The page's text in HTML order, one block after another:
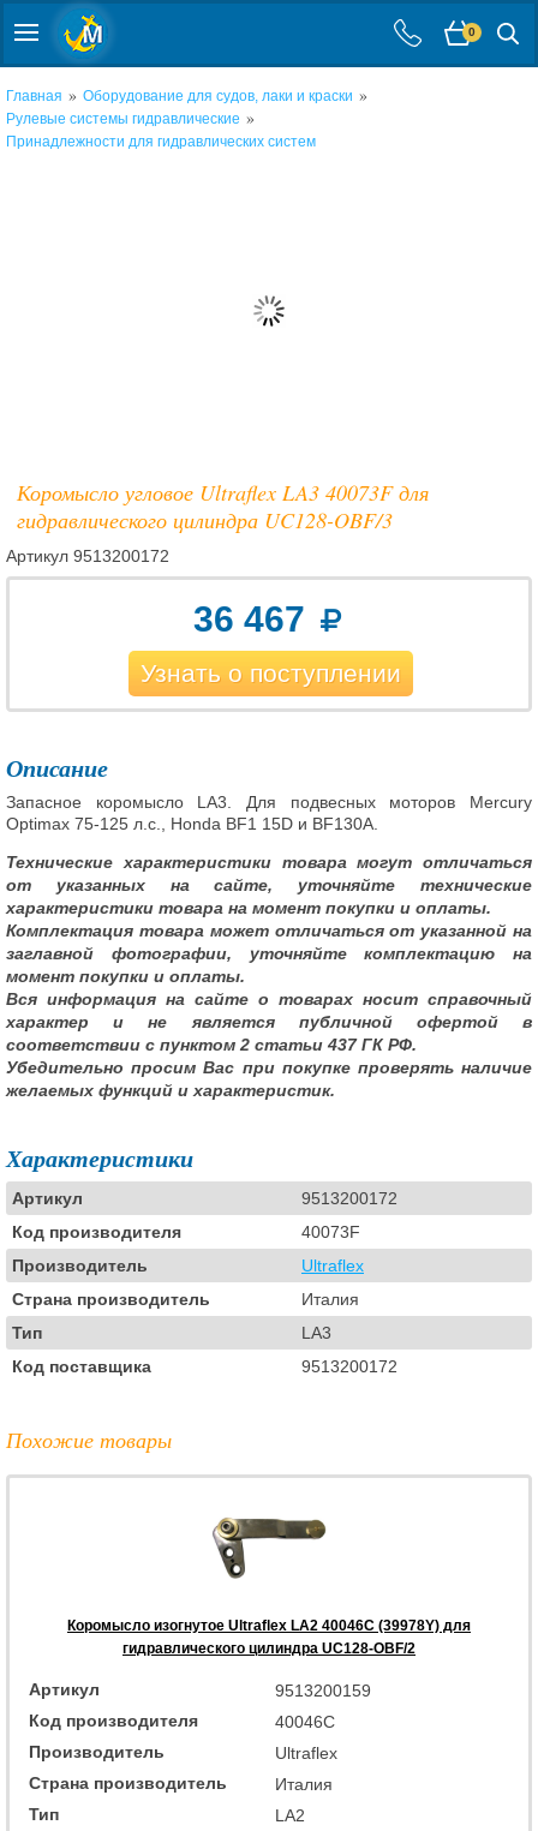
0
Главная » Оборудование для судов, лаки и краски »
Рулевые системы гидравлические »
Принадлежности для гидравлических систем
Коромысло угловое Ultraflex LA3 40073F для
гидравлического цилиндра UC128-OBF/3
Артикул 9513200172
36 467
Узнать о поступлении
Описание
Запасное коромысло LA3. Для подвесных моторов Mercury
Optimax 75-125 л.с., Honda BF1 15D и BF130A.
Технические характеристики товара могут отличаться
от указанных на сайте, уточняйте технические
характеристики товара на момент покупки и оплаты.
Комплектация товара может отличаться от указанной на
заглавной фотографии, уточняйте комплектацию на
момент покупки и оплаты.
Вся информация на сайте о товарах носит справочный
характер и не является публичной офертой в
соответствии с пунктом 2 статьи 437 ГК РФ.
Убедительно просим Вас при покупке проверять наличие
желаемых функций и характеристик.
Характеристики
Артикул
9513200172
Код производителя
40073F
Производитель
Ultraflex
Страна производитель
Италия
Тип
LA3
Код поставщика
9513200172
Похожие товары
Коромысло изогнутое Ultraflex LA2 40046C (39978Y) для
гидравлического цилиндра UC128-OBF/2
Артикул
9513200159
Код производителя
40046C
Производитель
Ultraflex
Страна производитель
Италия
Тип
LA2